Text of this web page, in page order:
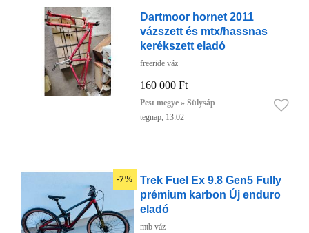
Dartmoor hornet 2011
vázszett és mtx/hassnas
kerékszett eladó
freeride váz
160 000 Ft
Pest megye » Sülysáp
tegnap, 13:02
-7%
Trek Fuel Ex 9.8 Gen5 Fully
prémium karbon Új enduro
eladó
mtb váz